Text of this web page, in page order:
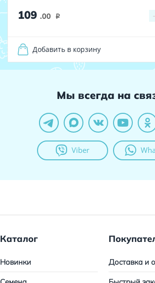
109 .00 i
Добавить в корзину
Мы всегда на
Viber
Каталог
Новинки Доставка и